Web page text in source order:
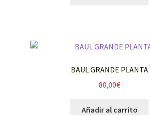
BAUL GRANDE PLANTA
80,00€
Añadir al carrito